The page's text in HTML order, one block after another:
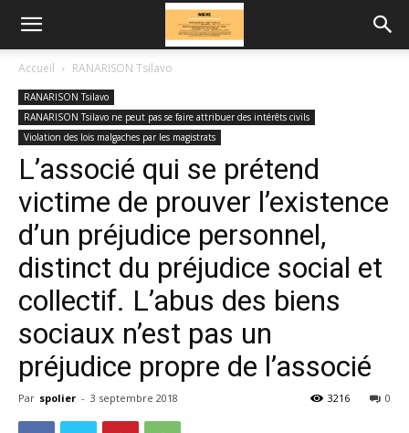
Accueil RANARISON Tsilavo
RANARISON Tsilavo
RANARISON Tsilavo ne peut pas se faire attribuer des intérêts civils
Violation des lois malgaches par les magistrats
L’associé qui se prétend
victime de prouver l’existence
d’un préjudice personnel,
distinct du préjudice social et
collectif. L’abus des biens
sociaux n’est pas un
préjudice propre de l’associé
Par spolier - 3 septembre 2018 0
3216